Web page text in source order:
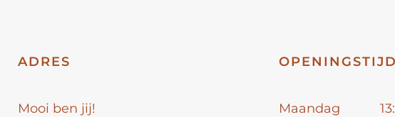
ADRES
Mooi ben jij!
Maandag